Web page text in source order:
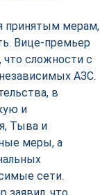
принятым мерам,
Вице-премьер
что сложности с
АЗС.
в
и
Тыва и
меры, а
сети.